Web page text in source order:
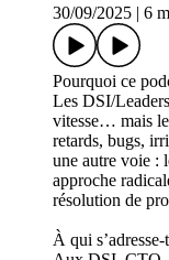
Managers de
30/09/2025|6